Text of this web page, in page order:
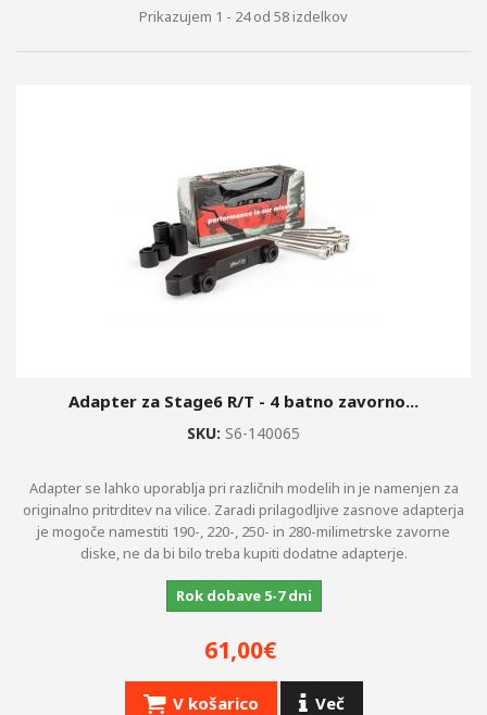
+
OLJA, BARVE, ČISTILA, OPREMA
SPECIALNA ORODJA BUZZETTI
+
PNEVMATIKE
CILINDER.SI
Prikazujem 1 - 24 od 58 izdelkov
Adapter za Stage6 R/T - 4 batno zavorno...
SKU: S6-140065
Adapter se lahko uporablja pri različnih modelih in je namenjen za
originalno pritrditev na vilice. Zaradi prilagodljive zasnove adapterja
je mogoče namestiti 190-, 220-, 250- in 280-milimetrske zavorne
diske, ne da bi bilo treba kupiti dodatne adapterje.
Rok dobave 5-7 dni
61,00€
V košarico Več